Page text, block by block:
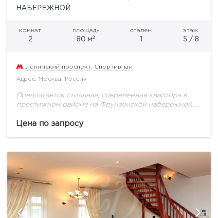
НАБЕРЕЖНОЙ
комнат
2
площадь
80 м2
спален
1
этаж
5 / 8
Ленинский проспект Спортивная
Адрес: Москва, Россия
Предлагается стильная, современная квартира в
престижном районе на Фрунзенской набережной.
гостиная совмещенная с кухней, спальня, 12
Цена по запросу